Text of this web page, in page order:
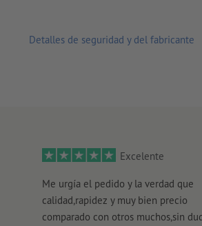
Detalles de seguridad y del fabricante
Excelente
Me urgía el pedido y la verdad que
calidad,rapidez y muy bien precio
comparado con otros muchos,sin